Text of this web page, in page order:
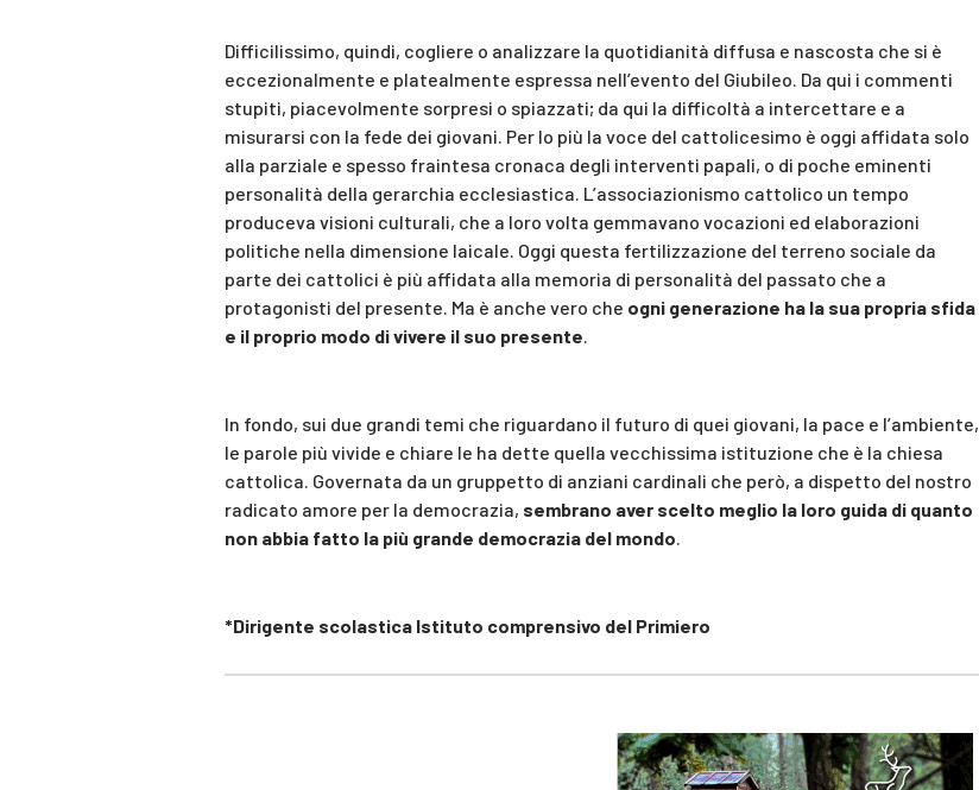
Difficilissimo, quindi, cogliere o analizzare la quotidianità diffusa e nascosta che si è
eccezionalmente e platealmente espressa nell’evento del Giubileo. Da qui i commenti
stupiti, piacevolmente sorpresi o spiazzati; da qui la difficoltà a intercettare e a
misurarsi con la fede dei giovani. Per lo più la voce del cattolicesimo è oggi affidata solo
alla parziale e spesso fraintesa cronaca degli interventi papali, o di poche eminenti
personalità della gerarchia ecclesiastica. L’associazionismo cattolico un tempo
produceva visioni culturali, che a loro volta gemmavano vocazioni ed elaborazioni
politiche nella dimensione laicale. Oggi questa fertilizzazione del terreno sociale da
parte dei cattolici è più affidata alla memoria di personalità del passato che a
protagonisti del presente. Ma è anche vero che ogni generazione ha la sua propria sfida
e il proprio modo di vivere il suo presente.
In fondo, sui due grandi temi che riguardano il futuro di quei giovani, la pace e l’ambiente,
le parole più vivide e chiare le ha dette quella vecchissima istituzione che è la chiesa
cattolica. Governata da un gruppetto di anziani cardinali che però, a dispetto del nostro
radicato amore per la democrazia, sembrano aver scelto meglio la loro guida di quanto
non abbia fatto la più grande democrazia del mondo.
*Dirigente scolastica Istituto comprensivo del Primiero